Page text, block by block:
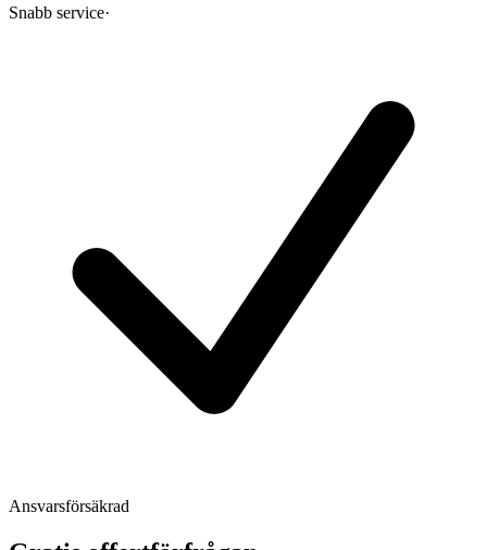
Snabb service·
Ansvarsförsäkrad